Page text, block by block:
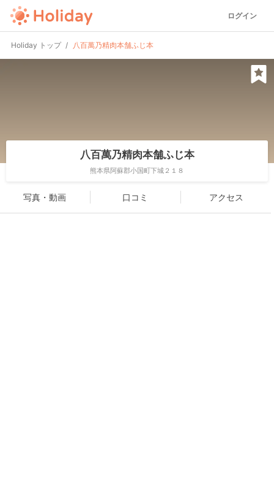
ログイン
Holiday トップ 八百萬乃精肉本舗ふじ本
八百萬乃精肉本舗ふじ本
熊本県阿蘇郡小国町下城２１８
写真・動画 口コミ アクセス